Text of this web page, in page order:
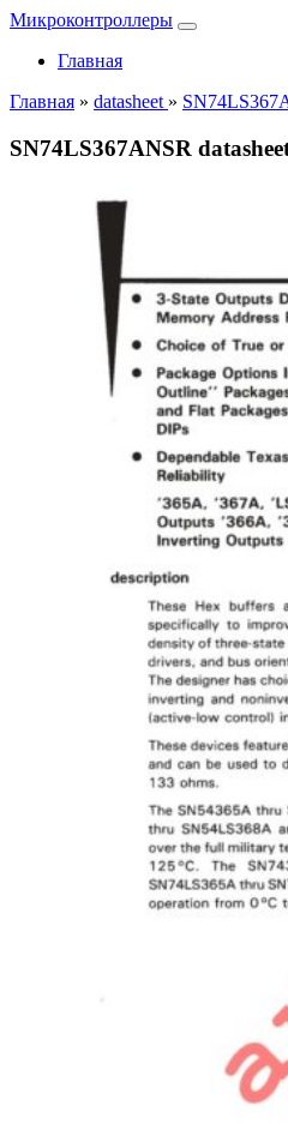
Микроконтроллеры
Главная
Главная » datasheet »
SN74LS367ANSR